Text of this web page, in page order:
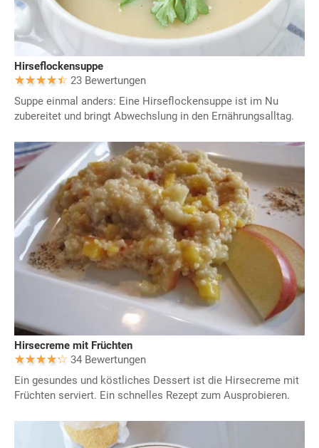
Hirseflockensuppe
23 Bewertungen
Suppe einmal anders: Eine Hirseflockensuppe ist im Nu
zubereitet und bringt Abwechslung in den Ernährungsalltag.
Hirsecreme mit Früchten
34 Bewertungen
Ein gesundes und köstliches Dessert ist die Hirsecreme mit
Früchten serviert. Ein schnelles Rezept zum Ausprobieren.